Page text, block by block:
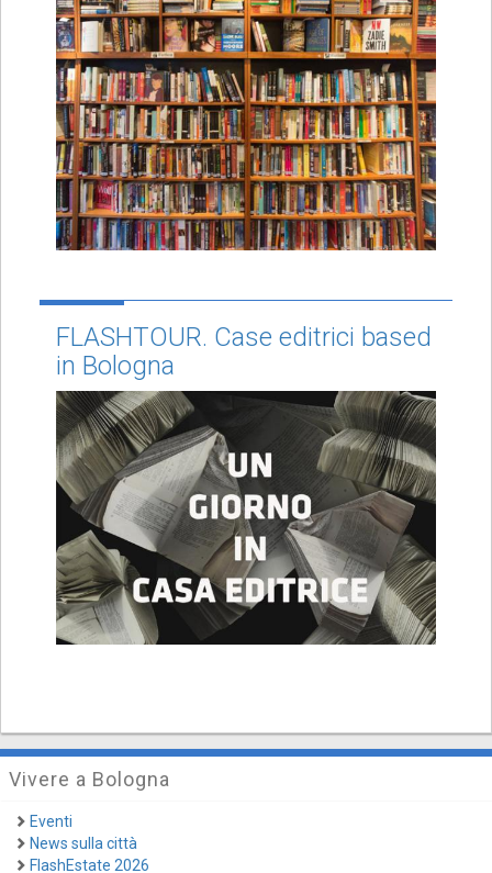
FLASHTOUR. Case editrici based
in Bologna
Vivere a Bologna
Eventi
News sulla città
FlashEstate 2026